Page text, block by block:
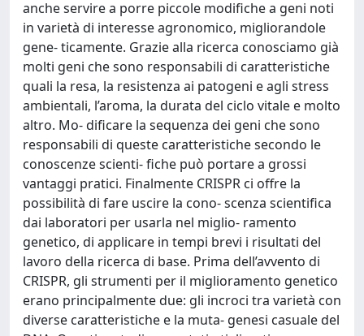
anche servire a porre piccole modifiche a geni noti
in varietà di interesse agronomico, migliorandole
gene- ticamente. Grazie alla ricerca conosciamo già
molti geni che sono responsabili di caratteristiche
quali la resa, la resistenza ai patogeni e agli stress
ambientali, l’aroma, la durata del ciclo vitale e molto
altro. Mo- dificare la sequenza dei geni che sono
responsabili di queste caratteristiche secondo le
conoscenze scienti- fiche può portare a grossi
vantaggi pratici. Finalmente CRISPR ci offre la
possibilità di fare uscire la cono- scenza scientifica
dai laboratori per usarla nel miglio- ramento
genetico, di applicare in tempi brevi i risultati del
lavoro della ricerca di base. Prima dell’avvento di
CRISPR, gli strumenti per il miglioramento genetico
erano principalmente due: gli incroci tra varietà con
diverse caratteristiche e la muta- genesi casuale del